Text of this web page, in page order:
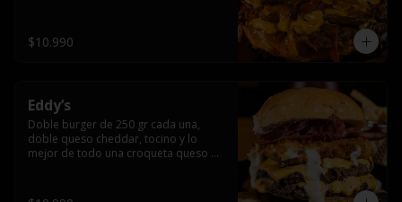
$10.990
Eddy’s
Doble burger de 250 gr cada una,
doble queso cheddar, tocino y lo
mejor de todo una croqueta queso